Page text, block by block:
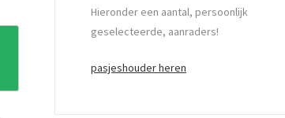
Hieronder een aantal, persoonlijk
geselecteerde, aanraders!
pasjeshouder heren